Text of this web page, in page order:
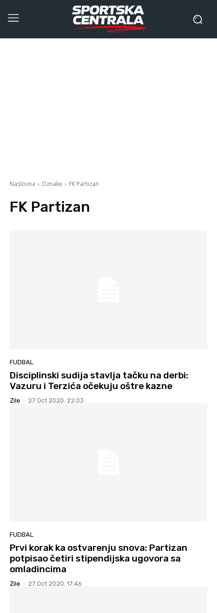
Naslovna Oznake FK Partizan
FK Partizan
FUDBAL
Disciplinski sudija stavlja tačku na derbi:
Vazuru i Terzića očekuju oštre kazne
Zile - 27 Oct 2020. 22:03
FUDBAL
Prvi korak ka ostvarenju snova: Partizan
potpisao četiri stipendijska ugovora sa
omladincima
Zile - 27 Oct 2020. 17:46